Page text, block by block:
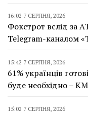
16:02 7 СЕРПНЯ, 2026
Фокстрот вслід за
Telegram-каналом
15:42 7 СЕРПНЯ, 2026
61% українців
буде необхідно –
15:02 7 СЕРПНЯ, 2026